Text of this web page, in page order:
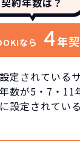
なら 4年
定されている
数が5・7・11
設定されてい